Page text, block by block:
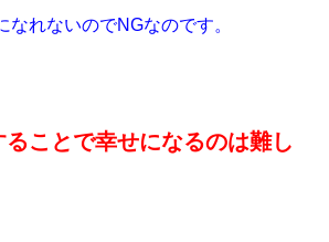
なれないのでNGなのです。
ことで幸せになるのは難し